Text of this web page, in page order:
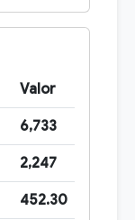
Valor
6,733
2,247
452.30